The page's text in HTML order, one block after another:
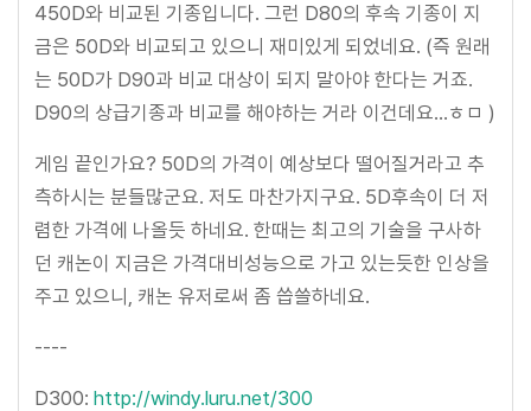
450D와 비교된 기종입니다. 그런 D80의 후속 기종이 지
금은 50D와 비교되고 있으니 재미있게 되었네요. (즉 원래
는 50D가 D90과 비교 대상이 되지 말아야 한다는 거죠.
D90의 상급기종과 비교를 해야하는 거라 이건데요...ㅎㅁ )
게임 끝인가요? 50D의 가격이 예상보다 떨어질거라고 추
측하시는 분들많군요. 저도 마찬가지구요. 5D후속이 더 저
렴한 가격에 나올듯 하네요. 한때는 최고의 기술을 구사하
던 캐논이 지금은 가격대비성능으로 가고 있는듯한 인상을
주고 있으니, 캐논 유저로써 좀 씁쓸하네요.
----
D300: http://windy.luru.net/300